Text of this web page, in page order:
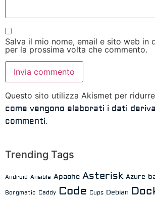
Salva il mio nome, email e sito web in
per la prossima volta che commento.
Questo sito utilizza Akismet per
come vengono elaborati i dati
commenti.
Trending Tags
Android Ansible Apache Asterisk Azure
Borgmatic Caddy Code Cups Debian